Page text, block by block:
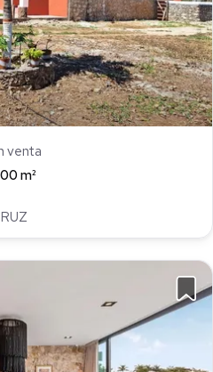
venta
m²